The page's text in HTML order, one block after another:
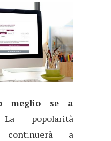
meglio se a
popolarità
continuerà a